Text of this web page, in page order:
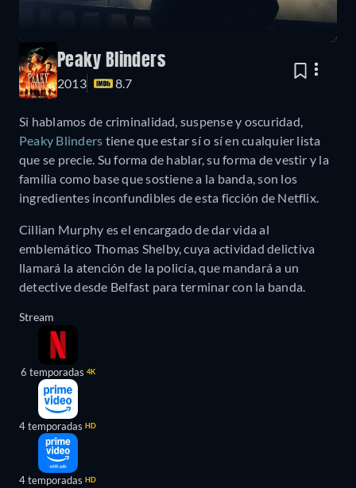
Peaky Blinders
2013 8.7
Si hablamos de criminalidad, suspense y oscuridad,
Peaky Blinders tiene que estar sí o sí en cualquier lista
que se precie. Su forma de hablar, su forma de vestir y la
familia como base que sostiene a la banda, son los
ingredientes inconfundibles de esta ficción de Netflix.
Cillian Murphy es el encargado de dar vida al
emblemático Thomas Shelby, cuya actividad delictiva
llamará la atención de la policía, que mandará a un
detective desde Belfast para terminar con la banda.
Stream
6 temporadas 4K
4 temporadas HD
4 temporadas HD